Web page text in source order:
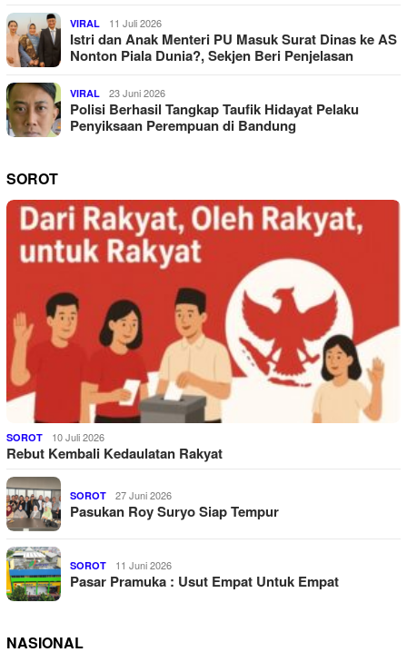
VIRAL 11 Juli 2026
Istri dan Anak Menteri PU Masuk Surat Dinas ke AS
Nonton Piala Dunia?, Sekjen Beri Penjelasan
VIRAL 23 Juni 2026
Polisi Berhasil Tangkap Taufik Hidayat Pelaku
Penyiksaan Perempuan di Bandung
SOROT
SOROT 10 Juli 2026
Rebut Kembali Kedaulatan Rakyat
SOROT 27 Juni 2026
Pasukan Roy Suryo Siap Tempur
SOROT 11 Juni 2026
Pasar Pramuka : Usut Empat Untuk Empat
NASIONAL